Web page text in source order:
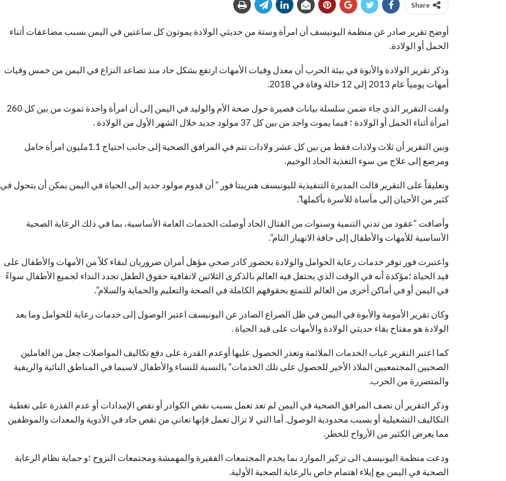
Share
أوضح تقرير صادر عن منظمة اليونيسف أن امرأة وستة من حديثي الولادة يموتون كل ساعتين في اليمن بسبب مضاعفات أثناء
الحمل أو الولادة.
وذكر تقرير الولادة والأبوة في بيئة الحرب أن معدل وفيات الأمهات ارتفع بشكل حاد منذ تصاعد النزاع في اليمن من خمس وفيات
أمهات يومياً عام 2013 إلى 12 حالة وفاة في 2018.
ولفت التقرير الذي جاء ضمن سلسلة بيانات قصيرة حول صحة الأم والوليد في اليمن إلى أن امرأة واحدة تموت من بين كل 260
امرأة أثناء الحمل أو الولادة ؛ فيما يموت واحد من بين كل 37 مولود جديد خلال الشهر الأول من الولادة .
وبين التقرير أن ثلاث ولادات فقط من بين كل عشر ولادات تتم في المرافق الصحية إلى جانب احتياج 1.1مليون امرأة حامل
ومرضع إلى علاج من سوء التغذية الحاد الوخيم.
وتعليقاً على التقرير قالت المديرة التنفيذية لليونيسف هنرييتا فور ” أن قدوم مولود جديد إلى الحياة في اليمن يمكن أن يتحول في
كثير من الأحيان إلى مأساة للأسرة بأكملها”.
وأضافت “عقود من تدني التنمية وسنوات من القتال الحاد أوصلت الخدمات العامة الأساسية، بما في ذلك الرعاية الصحية
الأساسية للأمهات والأطفال إلى حافة الانهيار التام”.
واعتبرت فور توفر خدمات رعاية الحوامل والولادة بحضور كادر صحي مؤهل أمران ضروريان لبقاء كلاً من الأمهات والأطفال على
قيد الحياة ؛مؤكدة أنه في الوقت الذي يحتفل فيه العالم بالذكرى الثلاثين لاتفاقية حقوق الطفل تجدد النداء لجميع الأطفال سواءً
في اليمن أو في أماكن أخرى من العالم للتمتع بحقوقهم الكاملة في الصحة والتعليم والحماية والسلام”.
وكان تقرير الأمومة والأبوة في اليمن في ظل الصراع الصادر عن اليونيسف اعتبر الوصول إلى خدمات رعاية للحوامل وما بعد
الولادة هو مفتاح بقاء حديثي الولادة والأمهات على قيد الحياة .
كما اعتبر التقرير غياب الخدمات الملائمة وتعذر الحصول عليها أوعدم القدرة على دفع تكاليف المواصلات جعل من العاملين
الصحيين المجتمعيين الملاذ الأخير للحصول على تلك الخدمات” بالنسبة للنساء والأطفال لاسيما في المناطق النائية والريفية
والمتضررة من الحرب.
وذكر التقرير أن نصف المرافق الصحية في اليمن لم تعد تعمل بسبب نقص الكوادر أو نقص الإمدادات أو عدم القدرة على تغطية
التكاليف التشغيلية أو بسبب محدودية الوصول. أما التي لا تزال تعمل فإنها تعاني من نقص حاد في الأدوية والمعدات والموظفين
مما يعرض الكثير من الأرواح للخطر.
ودعت منظمة اليونيسف الى تركيز الموارد بما يخدم المجتمعات الفقيرة والمهمشة ومجتمعات النزوح ؛و حماية نظام الرعاية
الصحية في اليمن مع إيلاء اهتمام خاص بالرعاية الصحية الأولية.